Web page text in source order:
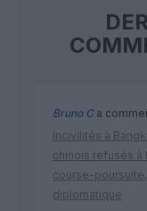
Bruno Ca
Incivilités à
chinois refusés à
course-
diplomatique